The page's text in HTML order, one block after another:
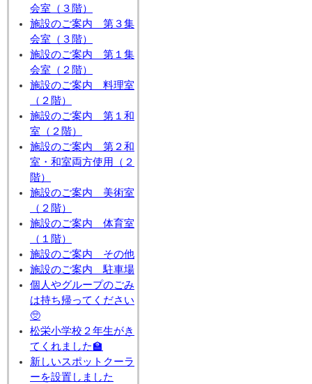
会室（３階）
施設のご案内 第３集
会室（３階）
施設のご案内 第１集
会室（２階）
施設のご案内 料理室
（２階）
施設のご案内 第１和
室（２階）
施設のご案内 第２和
室・和室両方使用（２
階）
施設のご案内 美術室
（２階）
施設のご案内 体育室
（１階）
施設のご案内 その他
施設のご案内 駐車場
個人やグループのごみ
は持ち帰ってください
🥺
松栄小学校２年生がき
てくれました🏫
新しいスポットクーラ
ーを設置しました